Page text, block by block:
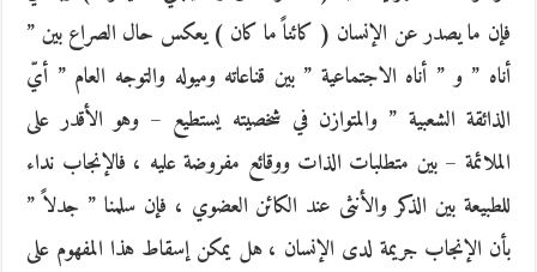
فإن ما يصدر عن الإنسان ( كائناً ما كان ) يعكس حال الصراع بين ”
أناه ” و ” أناه الاجتماعية ” بين قناعاته وميوله والتوجه العام ” أيّ
الذائقة الشعبية ” والمتوازن في شخصيته يستطيع – وهو الأقدر على
الملائمة – بين متطلبات الذات ووقائع مفروضة عليه ، فالإنجاب نداء
للطبيعة بين الذكر والأنثى عند الكائن العضوي ، فإن سلمنا ” جدلاً ”
بأن الإنجاب جريمة لدى الإنسان ، هل يمكن إسقاط هذا المفهوم على